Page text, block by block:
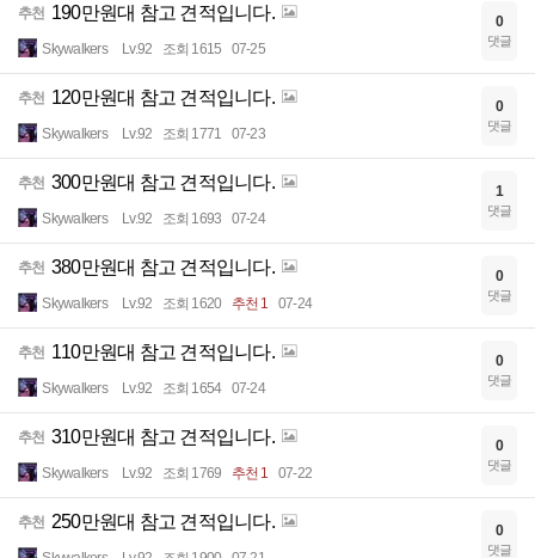
추천 190만원대 참고 견적입니다.
Skywalkers Lv.92 조회 1615 07-25
0
댓글
추천 120만원대 참고 견적입니다.
Skywalkers Lv.92 조회 1771 07-23
0
댓글
추천 300만원대 참고 견적입니다.
Skywalkers Lv.92 조회 1693 07-24
1
댓글
추천 380만원대 참고 견적입니다.
Skywalkers Lv.92 조회 1620 추천 1 07-24
0
댓글
추천 110만원대 참고 견적입니다.
Skywalkers Lv.92 조회 1654 07-24
0
댓글
추천 310만원대 참고 견적입니다.
Skywalkers Lv.92 조회 1769 추천 1 07-22
0
댓글
추천 250만원대 참고 견적입니다. 0
댓글